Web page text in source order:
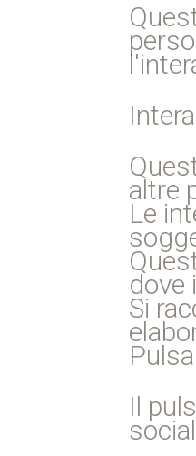
altre
Le
dove
Si
Il